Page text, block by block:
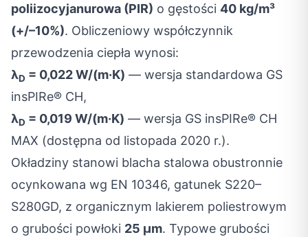
poliizocyjanurowa (PIR) o gęstości 40 kg/m³
(+/–10%). Obliczeniowy współczynnik
przewodzenia ciepła wynosi:
λD = 0,022 W/(m·K) — wersja standardowa GS
insPIRe® CH,
λD = 0,019 W/(m·K) — wersja GS insPIRe® CH
MAX (dostępna od listopada 2020 r.).
Okładziny stanowi blacha stalowa obustronnie
ocynkowana wg EN 10346, gatunek S220–
S280GD, z organicznym lakierem poliestrowym
o grubości powłoki 25 μm. Typowe grubości